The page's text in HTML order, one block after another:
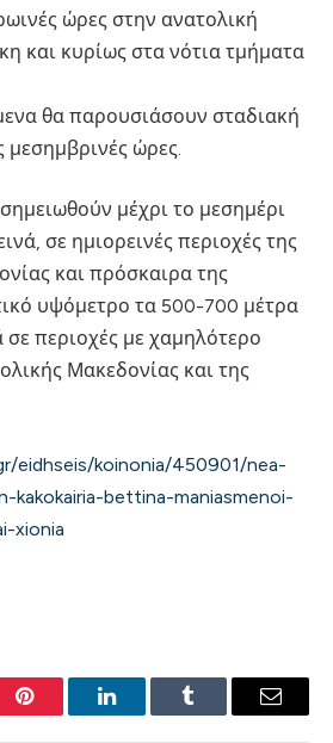
ώρες στην ανατολική
και κυρίως στα νότια τμήματα
θα παρουσιάσουν σταδιακή
μεσημβρινές ώρες.
μέχρι το μεσημέρι
σε ημιορεινές περιοχές της
και πρόσκαιρα της
υψόμετρο τα 500-700 μέτρα
σε περιοχές με χαμηλότερο
Μακεδονίας και της
eidhseis/koinonia/450901/nea-
bettina-maniasmenoi-
xionia
Pinterest LinkedInTumblr Email